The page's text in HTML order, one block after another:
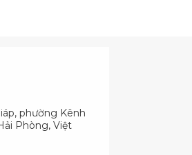
phường Kênh
Phòng, Việt